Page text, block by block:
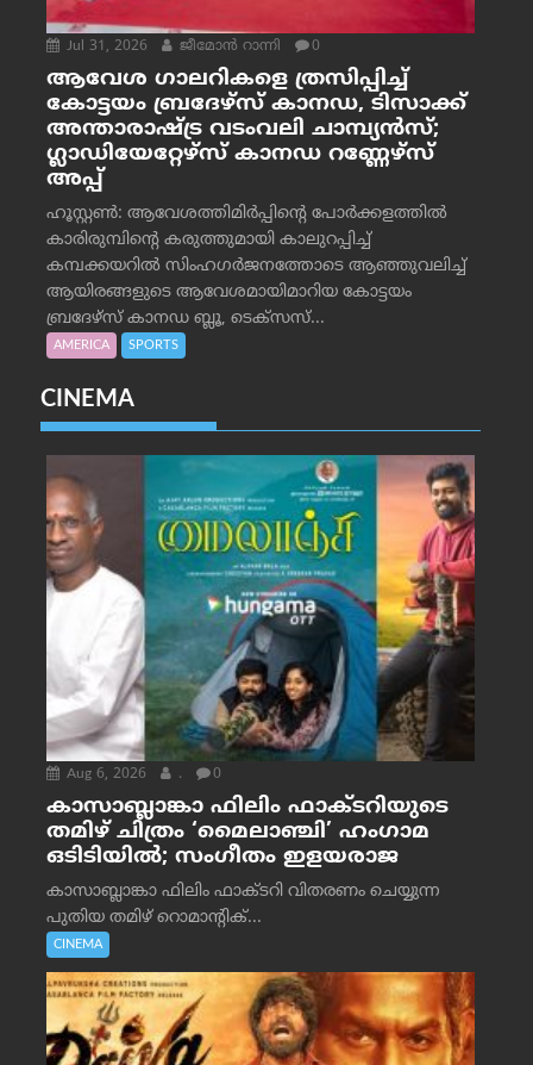
Jul 31, 2026 ജീമോന്‍ റാന്നി 0
ആവേശ ഗാലറികളെ ത്രസിപ്പിച്ച്
കോട്ടയം ബ്രദേഴ്‌സ് കാനഡ, ടിസാക്ക്
അന്താരാഷ്ട്ര വടംവലി ചാമ്പ്യന്‍സ്;
ഗ്ലാഡിയേറ്റേഴ്‌സ് കാനഡ റണ്ണേഴ്‌സ്
അപ്പ്
ഹൂസ്റ്റണ്‍: ആവേശത്തിമിര്‍പ്പിന്റെ പോര്‍ക്കളത്തില്‍
കാരിരുമ്പിന്റെ കരുത്തുമായി കാലുറപ്പിച്ച്
കമ്പക്കയറില്‍ സിംഹഗര്‍ജനത്തോടെ ആഞ്ഞുവലിച്ച്
ആയിരങ്ങളുടെ ആവേശമായിമാറിയ കോട്ടയം
ബ്രദേഴ്‌സ് കാനഡ ബ്ലൂ, ടെക്‌സസ്...
AMERICA SPORTS
CINEMA
Aug 6, 2026 . 0
കാസാബ്ലാങ്കാ ഫിലിം ഫാക്ടറിയുടെ
തമിഴ് ചിത്രം ‘മൈലാഞ്ചി’ ഹംഗാമ
ഒടിടിയിൽ; സംഗീതം ഇളയരാജ
കാസാബ്ലാങ്കാ ഫിലിം ഫാക്ടറി വിതരണം ചെയ്യുന്ന
പുതിയ തമിഴ് റൊമാന്റിക്...
CINEMA